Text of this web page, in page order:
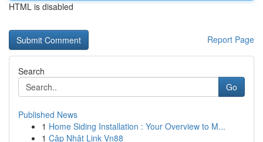
HTML is disabled
Report Page
Search
Go
Published News
1 Home Siding Installation : Your Overview to M...
1 Cập Nhật Link Vn88